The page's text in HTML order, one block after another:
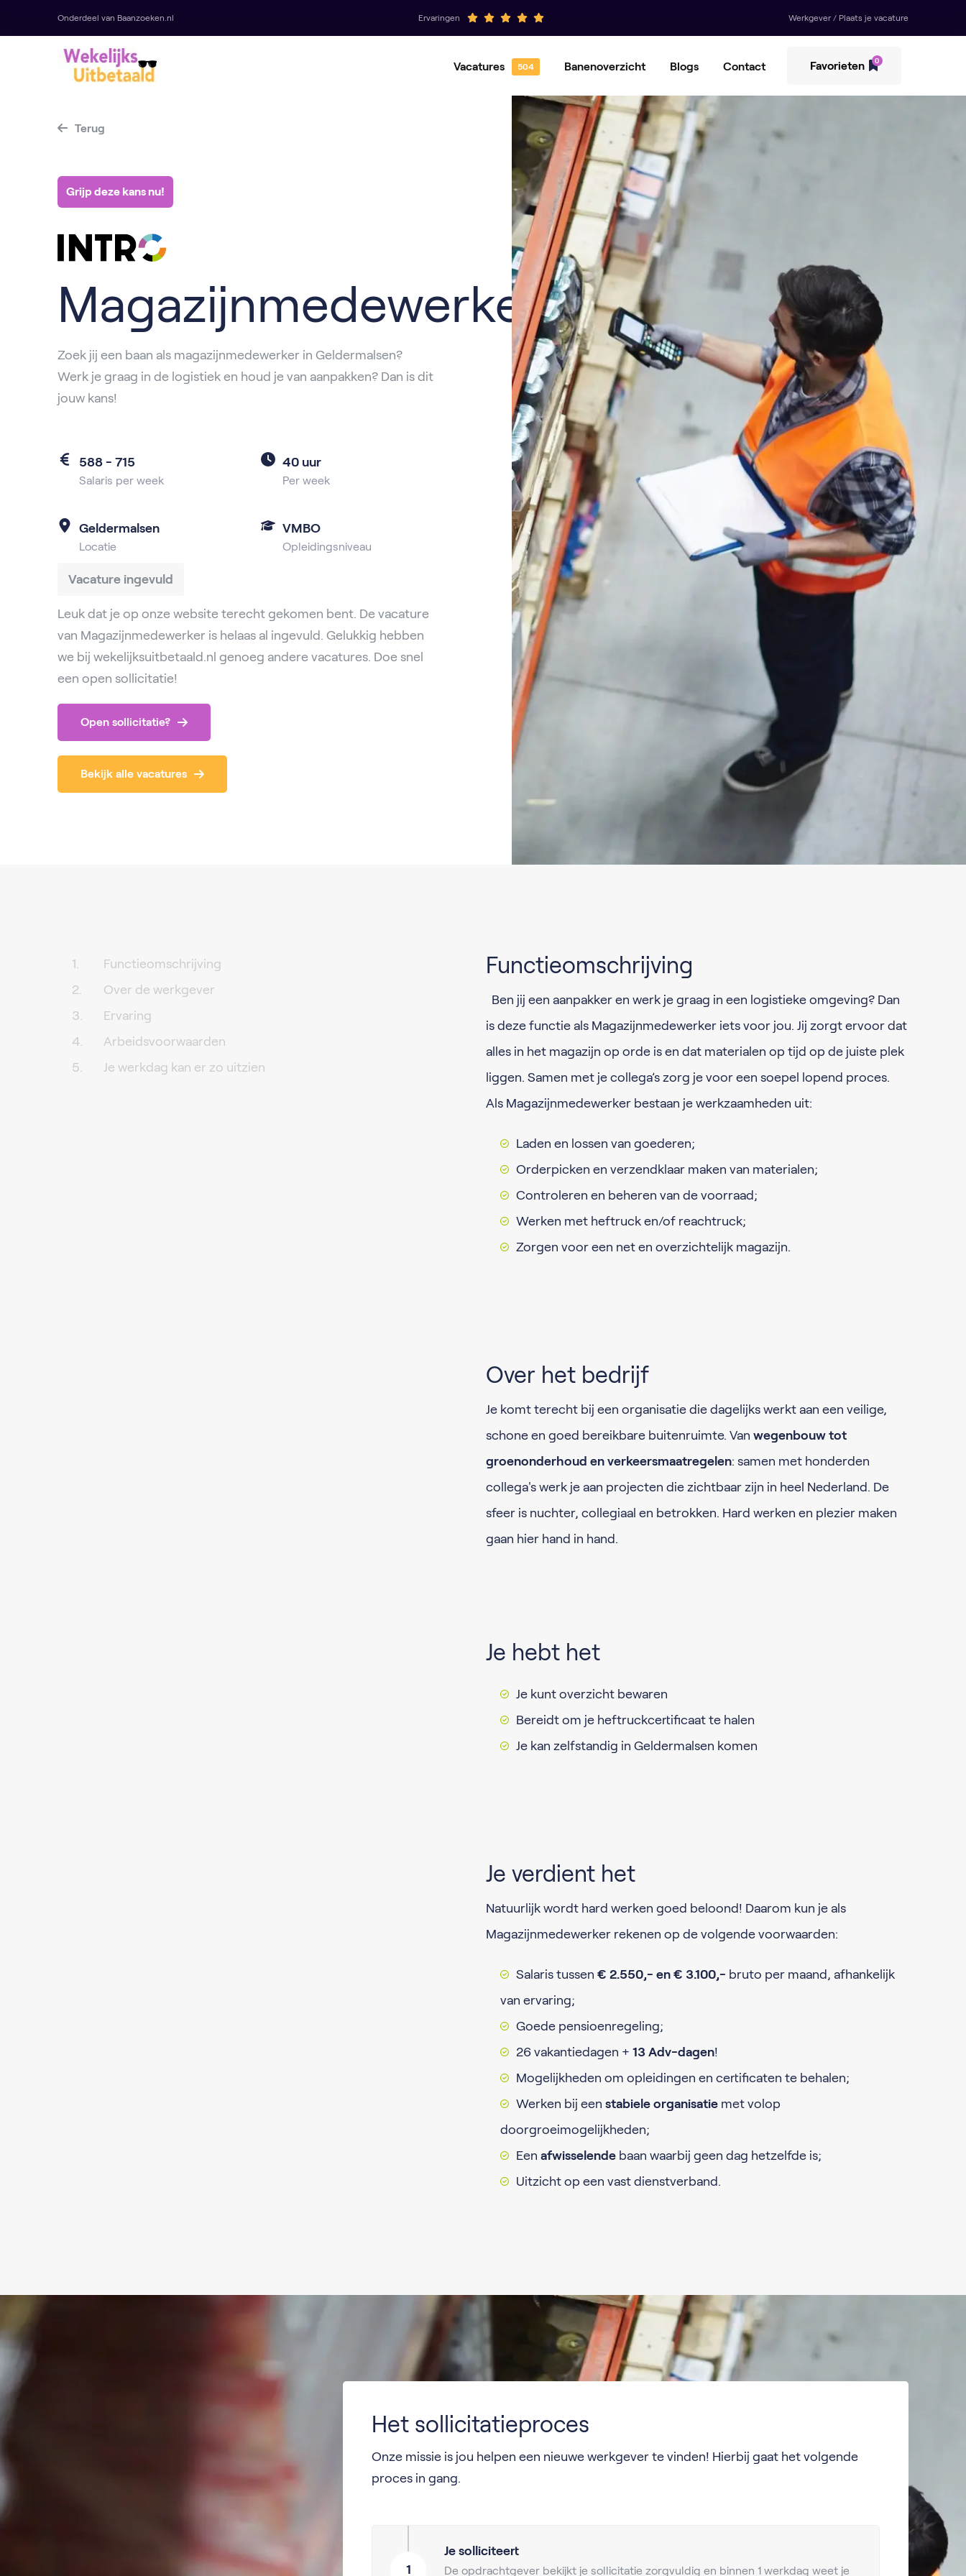
Onderdeel van Baanzoeken.nl Ervaringen Werkgever / Plaats je vacature
Vacatures Banenoverzicht
Groenvoorziener
Magazijnmedewerker Orderpicker
Operator Productiemedewerker
Blogs Contact Favorieten 0
Terug
Grijp deze kans nu!
Magazijnmedewerker
Zoek jij een baan als magazijnmedewerker in Geldermalsen?
Werk je graag in de logistiek en houd je van aanpakken? Dan is dit
jouw kans!
588 - 715
Salaris per week
40 uur
Per week
Geldermalsen
Locatie
VMBO
Opleidingsniveau
Vacature ingevuld
Leuk dat je op onze website terecht gekomen bent. De vacature
van Magazijnmedewerker is helaas al ingevuld. Gelukkig hebben
we bij wekelijksuitbetaald.nl genoeg andere vacatures. Doe snel
een open sollicitatie!
Open sollicitatie?
Bekijk alle vacatures
Functieomschrijving
Over de werkgever
Ervaring
Arbeidsvoorwaarden
Je werkdag kan er zo uitzien
Functieomschrijving
Ben jij een aanpakker en werk je graag in een logistieke omgeving? Dan
is deze functie als Magazijnmedewerker iets voor jou. Jij zorgt ervoor dat
alles in het magazijn op orde is en dat materialen op tijd op de juiste plek
liggen. Samen met je collega’s zorg je voor een soepel lopend proces.
Als Magazijnmedewerker bestaan je werkzaamheden uit:
Laden en lossen van goederen;
Orderpicken en verzendklaar maken van materialen;
Controleren en beheren van de voorraad;
Werken met heftruck en/of reachtruck;
Zorgen voor een net en overzichtelijk magazijn.
Over het bedrijf
Je komt terecht bij een organisatie die dagelijks werkt aan een veilige,
schone en goed bereikbare buitenruimte. Van wegenbouw tot
groenonderhoud en verkeersmaatregelen: samen met honderden
collega's werk je aan projecten die zichtbaar zijn in heel Nederland. De
sfeer is nuchter, collegiaal en betrokken. Hard werken en plezier maken
gaan hier hand in hand.
Je hebt het
Je kunt overzicht bewaren
Bereidt om je heftruckcertificaat te halen
Je kan zelfstandig in Geldermalsen komen
Je verdient het
Natuurlijk wordt hard werken goed beloond! Daarom kun je als
Magazijnmedewerker rekenen op de volgende voorwaarden:
Salaris tussen € 2.550,- en € 3.100,- bruto per maand, afhankelijk
van ervaring;
Goede pensioenregeling;
26 vakantiedagen + 13 Adv-dagen!
Mogelijkheden om opleidingen en certificaten te behalen;
Werken bij een stabiele organisatie met volop
doorgroeimogelijkheden;
Een afwisselende baan waarbij geen dag hetzelfde is;
Uitzicht op een vast dienstverband.
Het sollicitatieproces
Onze missie is jou helpen een nieuwe werkgever te vinden! Hierbij gaat het volgende
proces in gang.
1
Je solliciteert
De opdrachtgever bekijkt je sollicitatie zorgvuldig en binnen 1 werkdag weet je